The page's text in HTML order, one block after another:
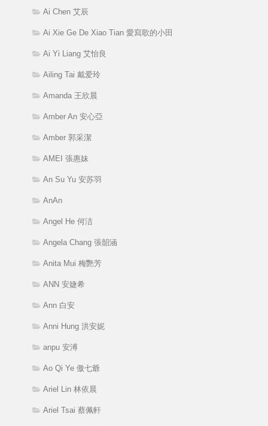
Ai Chen 艾辰
Ai Xie Ge De Xiao Tian 愛寫歌的小田
Ai Yi Liang 艾怡良
Ailing Tai 戴爱玲
Amanda 王欣晨
Amber An 安心亞
Amber 郭采潔
AMEI 張惠妹
An Su Yu 安苏羽
AnAn
Angel He 何洁
Angela Chang 張韶涵
Anita Mui 梅艷芳
ANN 安婕希
Ann 白安
Anni Hung 洪安妮
anpu 安溥
Ao Qi Ye 傲七爺
Ariel Lin 林依晨
Ariel Tsai 蔡佩軒